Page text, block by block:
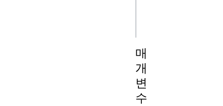
매
개
변
수